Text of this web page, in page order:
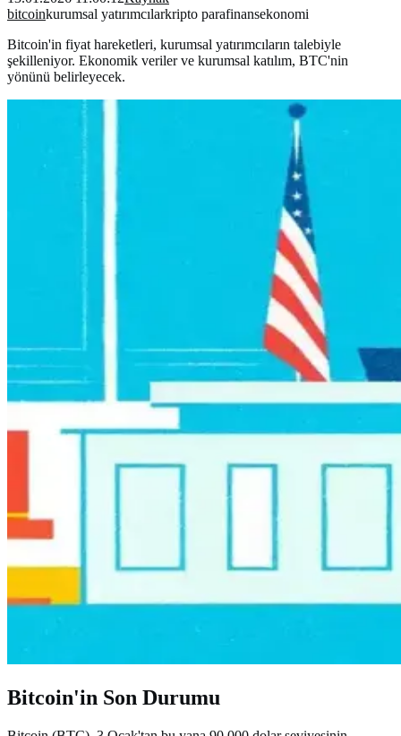
bitcoinkurumsal yatırımcılarkripto parafinansekonomi
Bitcoin'in fiyat hareketleri, kurumsal yatırımcıların talebiyle
şekilleniyor. Ekonomik veriler ve kurumsal katılım, BTC'nin
yönünü belirleyecek.
Bitcoin'in Son Durumu